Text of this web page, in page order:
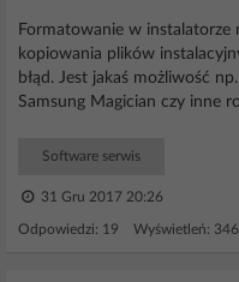
Formatowanie w instalatorze
kopiowania plików
błąd. Jest jakaś możliwość
Samsung Magician czy inne
Software serwis
31 Gru 2017 20:26
Odpowiedzi: 19 Wyświetleń: